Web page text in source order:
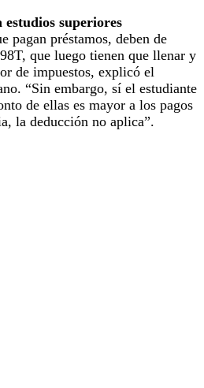
estudios superiores
pagan préstamos, deben de
que luego tienen que llenar y
de impuestos, explicó el
“Sin embargo, sí el estudiante
de ellas es mayor a los pagos
la deducción no aplica”.